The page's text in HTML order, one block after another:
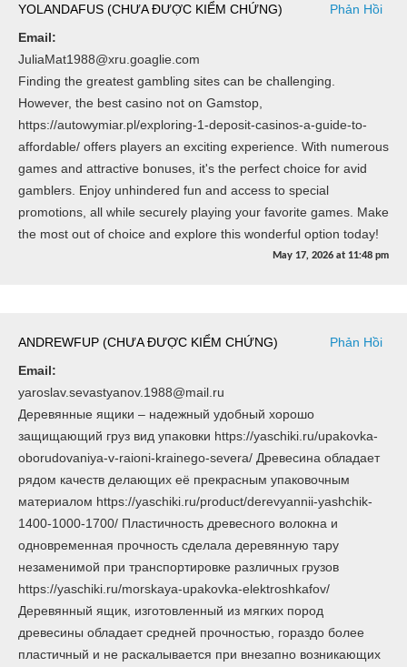
YOLANDAFUS (CHƯA ĐƯỢC KIỂM CHỨNG)
Phản Hồi
Email:
JuliaMat1988@xru.goaglie.com
Finding the greatest gambling sites can be challenging.
However, the best casino not on Gamstop,
https://autowymiar.pl/exploring-1-deposit-casinos-a-guide-to-
affordable/ offers players an exciting experience. With numerous
games and attractive bonuses, it's the perfect choice for avid
gamblers. Enjoy unhindered fun and access to special
promotions, all while securely playing your favorite games. Make
the most out of choice and explore this wonderful option today!
May 17, 2026 at 11:48 pm
ANDREWFUP (CHƯA ĐƯỢC KIỂM CHỨNG)
Phản Hồi
Email:
yaroslav.sevastyanov.1988@mail.ru
Деревянные ящики – надежный удобный хорошо
защищающий груз вид упаковки https://yaschiki.ru/upakovka-
oborudovaniya-v-raioni-krainego-severa/ Древесина обладает
рядом качеств делающих её прекрасным упаковочным
материалом https://yaschiki.ru/product/derevyannii-yashchik-
1400-1000-1700/ Пластичность древесного волокна и
одновременная прочность сделала деревянную тару
незаменимой при транспортировке различных грузов
https://yaschiki.ru/morskaya-upakovka-elektroshkafov/
Деревянный ящик, изготовленный из мягких пород
древесины обладает средней прочностью, гораздо более
пластичный и не раскалывается при внезапно возникающих